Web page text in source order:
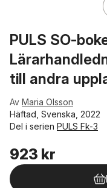
PULS SO-
till andra
Av Maria Olsson
Häftad, Svenska, 2022
Del i serien PULS Fk-3
923 kr